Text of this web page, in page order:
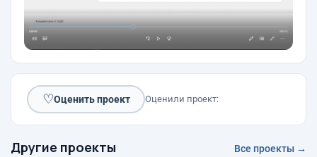
♡Оценить проект Оценили проект:
Другие проекты Все проекты →